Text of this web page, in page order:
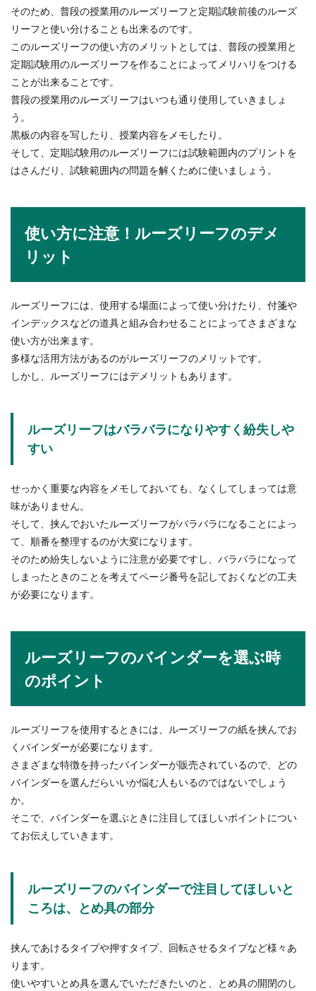
そのため、普段の授業用のルーズリーフと定期試験前後のルーズ
リーフと使い分けることも出来るのです。
このルーズリーフの使い方のメリットとしては、普段の授業用と
定期試験用のルーズリーフを作ることによってメリハリをつける
ことが出来ることです。
普段の授業用のルーズリーフはいつも通り使用していきましょ
う。
黒板の内容を写したり、授業内容をメモしたり。
そして、定期試験用のルーズリーフには試験範囲内のプリントを
はさんだり、試験範囲内の問題を解くために使いましょう。
使い方に注意！ルーズリーフのデメ
リット
ルーズリーフには、使用する場面によって使い分けたり、付箋や
インデックスなどの道具と組み合わせることによってさまざまな
使い方が出来ます。
多様な活用方法があるのがルーズリーフのメリットです。
しかし、ルーズリーフにはデメリットもあります。
ルーズリーフはバラバラになりやすく紛失しや
すい
せっかく重要な内容をメモしておいても、なくしてしまっては意
味がありません。
そして、挟んでおいたルーズリーフがバラバラになることによっ
て、順番を整理するのが大変になります。
そのため紛失しないように注意が必要ですし、バラバラになって
しまったときのことを考えてページ番号を記しておくなどの工夫
が必要になります。
ルーズリーフのバインダーを選ぶ時
のポイント
ルーズリーフを使用するときには、ルーズリーフの紙を挟んでお
くバインダーが必要になります。
さまざまな特徴を持ったバインダーが販売されているので、どの
バインダーを選んだらいいか悩む人もいるのではないでしょう
か。
そこで、バインダーを選ぶときに注目してほしいポイントについ
てお伝えしていきます。
ルーズリーフのバインダーで注目してほしいと
ころは、とめ具の部分
挟んであけるタイプや押すタイプ、回転させるタイプなど様々あ
ります。
使いやすいとめ具を選んでいただきたいのと、とめ具の開閉のし